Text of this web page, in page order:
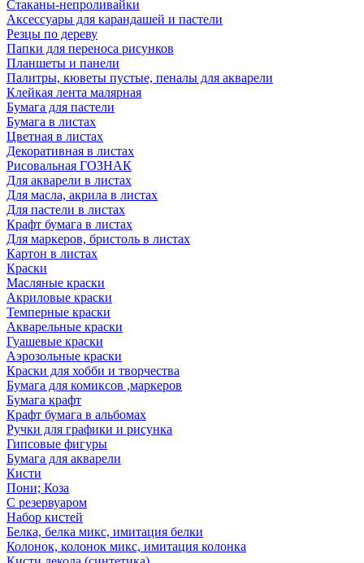
Стаканы-непроливайки
Аксессуары для карандашей и пастели
Резцы по дереву
Папки для переноса рисунков
Планшеты и панели
Палитры, кюветы пустые, пеналы для акварели
Клейкая лента малярная
Бумага для пастели
Бумага в листах
Цветная в листах
Декоративная в листах
Рисовальная ГОЗНАК
Для акварели в листах
Для масла, акрила в листах
Для пастели в листах
Крафт бумага в листах
Для маркеров, бристоль в листах
Картон в листах
Краски
Масляные краски
Акриловые краски
Темперные краски
Акварельные краски
Гуашевые краски
Аэрозольные краски
Краски для хобби и творчества
Бумага для комиксов ,маркеров
Бумага крафт
Крафт бумага в альбомах
Ручки для графики и рисунка
Гипсовые фигуры
Бумага для акварели
Кисти
Пони; Коза
С резервуаром
Набор кистей
Белка, белка микс, имитация белки
Колонок, колонок микс, имитация колонка